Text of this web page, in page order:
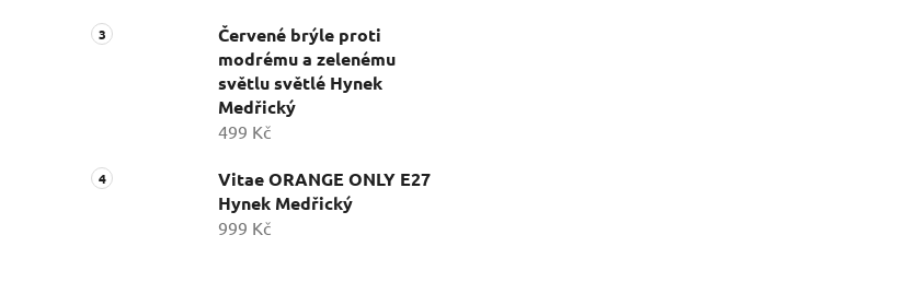
Červené brýle proti
modrému a zelenému
světlu světlé Hynek
Medřický
499 Kč
Vitae ORANGE ONLY E27
Hynek Medřický
999 Kč